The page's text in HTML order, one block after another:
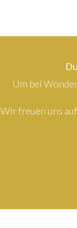
Um bei
Wir freuen uns